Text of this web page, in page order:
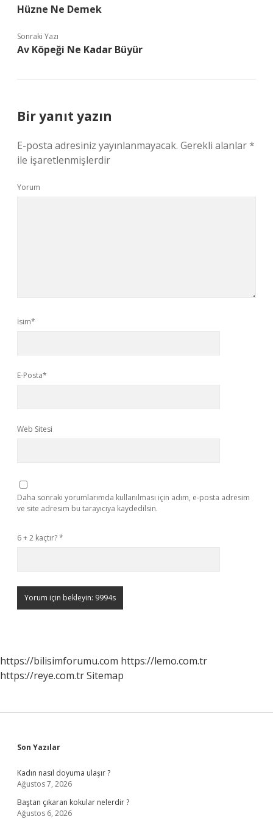
Hüzne Ne Demek
Sonraki Yazı
Av Köpeği Ne Kadar Büyür
Bir yanıt yazın
E-posta adresiniz yayınlanmayacak. Gerekli alanlar*
ile işaretlenmişlerdir
Yorum
İsim*
E-Posta*
Web Sitesi
Daha sonraki yorumlarımda kullanılması için adım, e-posta adresim
ve site adresim bu tarayıcıya kaydedilsin.
6 + 2 kaçtır?*
https://bilisimforumu.com https://lemo.com.tr
https://reye.com.trSitemap
Sidebar
Son Yazılar
Kadın nasıl doyuma ulaşır ?
Ağustos 7, 2026
Baştan çıkaran kokular nelerdir ?
Ağustos 6, 2026